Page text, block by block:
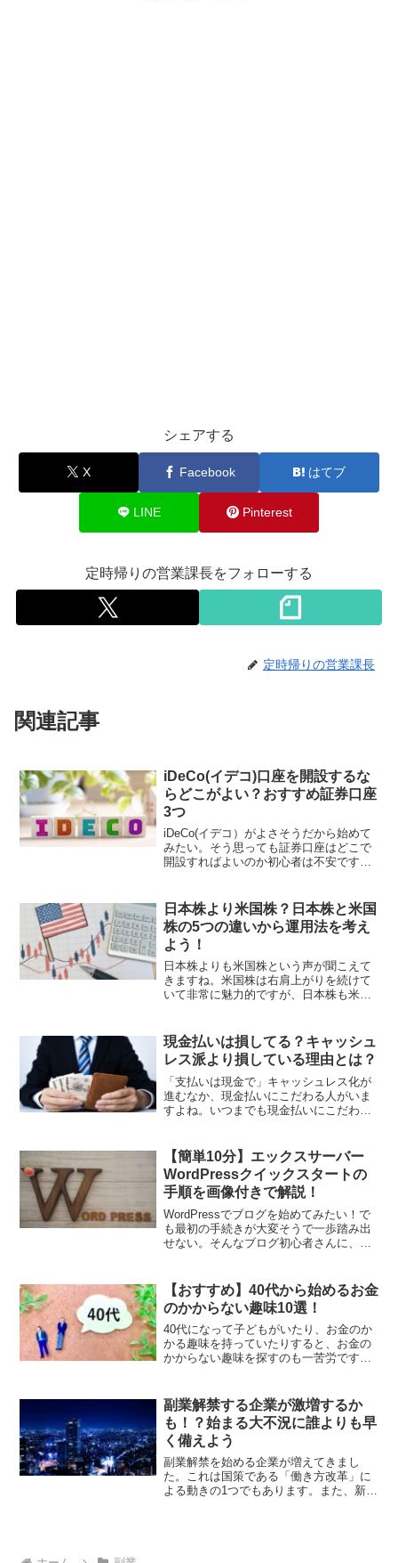
シェアする
X Facebook はてブ
LINE Pinterest
定時帰りの営業課長をフォローする
定時帰りの営業課長
関連記事
iDeCo(イデコ)口座を開設するな
らどこがよい？おすすめ証券口座
3つ
iDeCo(イデコ）がよさそうだから始めて
みたい。そう思っても証券口座はどこで
開設すればよいのか初心者は不安ですよ
社の選び方のポイントを確認していきま
しょう。
日本株より米国株？日本株と米国
株の5つの違いから運用法を考え
よう！
日本株よりも米国株という声が聞こえて
きますね。米国株は右肩上がりを続けて
いて非常に魅力的ですが、日本株も米国
米国株の違いはどこにあるのでしょう
か？日本株と米国株の違いを正しく理解
して、今後の運用法を考えてみましょ
う。
現金払いは損してる？キャッシュ
レス派より損している理由とは？
「支払いは現金で」キャッシュレス化が
進むなか、現金払いにこだわる人がいま
すよね。いつまでも現金払いにこだわっ
損している5つの理由を解説します。
【簡単10分】エックスサーバー
WordPressクイックスタートの
手順を画像付きで解説！
WordPressでブログを始めてみたい！で
も最初の手続きが大変そうで一歩踏み出
せない。そんなブログ初心者さんに、エ
一切不要で、簡単10分でWordPressブロ
グを始められますよ。
【おすすめ】40代から始めるお金
のかからない趣味10選！
40代になって子どもがいたり、お金のか
かる趣味を持っていたりすると、お金の
かからない趣味を探すのも一苦労です。
らこそ始めると楽しい趣味を厳選しまし
たので、よかったら参考にしてみてくだ
さい。
副業解禁する企業が激増するか
も！？始まる大不況に誰よりも早
く備えよう
副業解禁を始める企業が増えてきまし
た。これは国策である「働き方改革」に
よる動きの1つでもあります。また、新型